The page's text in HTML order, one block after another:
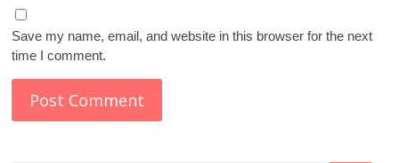
Save my name, email, and website in this browser for the next
time I comment.